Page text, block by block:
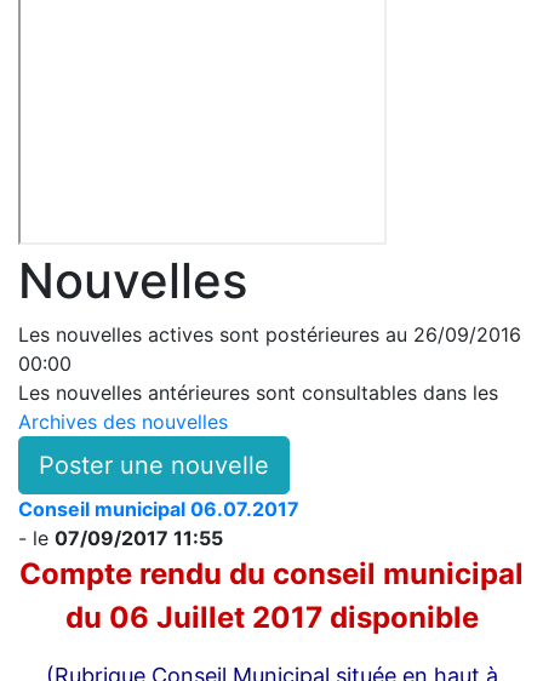
Nouvelles
Les nouvelles actives sont postérieures au 26/09/2016
00:00
Les nouvelles antérieures sont consultables dans les
Archives des nouvelles
Poster une nouvelle
Conseil municipal 06.07.2017
- le 07/09/2017 11:55
Compte rendu du conseil municipal
du 06 Juillet 2017 disponible